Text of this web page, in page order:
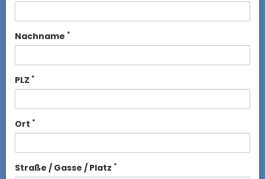
Nachname *
PLZ *
Ort *
Straße / Gasse / Platz *